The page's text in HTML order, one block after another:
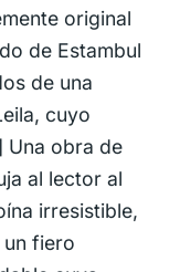
original
de Estambul
de una
cuyo
Una obra de
al lector al
irresistible,
fiero